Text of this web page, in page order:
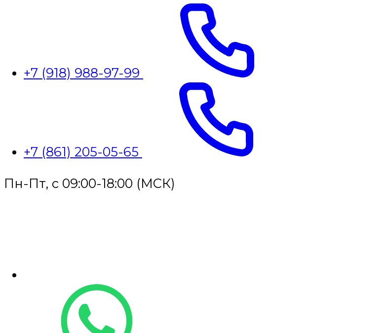
+7 (918) 988-97-99
+7 (861) 205-05-65
Пн-Пт, с 09:00-18:00 (МСК)